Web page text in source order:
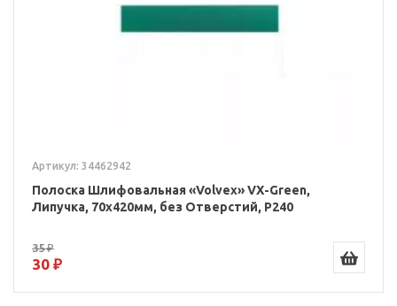
Артикул: 34462942
Полоска Шлифовальная «Volvex» VX-Green,
Липучка, 70x420мм, без Отверстий, P240
35 ₽
30 ₽